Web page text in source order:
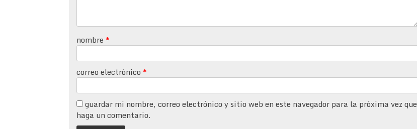
nombre *
correo electrónico *
guardar mi nombre, correo electrónico y sitio web en este navegador para la próxima vez que
haga un comentario.